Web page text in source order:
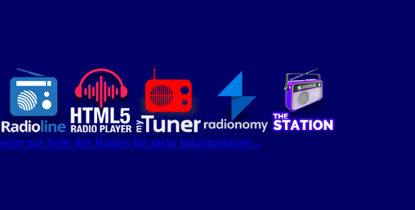
gehe zur Seite des Radios für mehr Informationen...